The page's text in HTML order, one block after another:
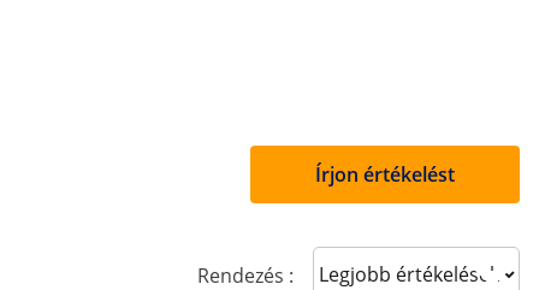
Írjon értékelést
Rendezés : Sort reviews